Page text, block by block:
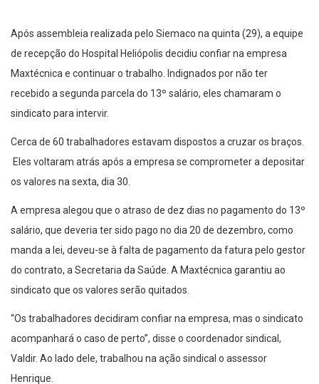
Após assembleia realizada pelo Siemaco na quinta (29), a equipe
de recepção do Hospital Heliópolis decidiu confiar na empresa
Maxtécnica e continuar o trabalho. Indignados por não ter
recebido a segunda parcela do 13º salário, eles chamaram o
sindicato para intervir.
Cerca de 60 trabalhadores estavam dispostos a cruzar os braços.
Eles voltaram atrás após a empresa se comprometer a depositar
os valores na sexta, dia 30.
A empresa alegou que o atraso de dez dias no pagamento do 13º
salário, que deveria ter sido pago no dia 20 de dezembro, como
manda a lei, deveu-se à falta de pagamento da fatura pelo gestor
do contrato, a Secretaria da Saúde. A Maxtécnica garantiu ao
sindicato que os valores serão quitados.
“Os trabalhadores decidiram confiar na empresa, mas o sindicato
acompanhará o caso de perto”, disse o coordenador sindical,
Valdir. Ao lado dele, trabalhou na ação sindical o assessor
Henrique.